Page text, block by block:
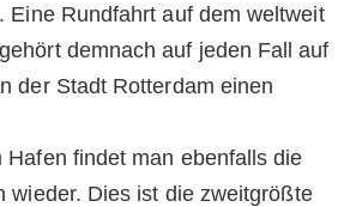
Eine Rundfahrt auf dem weltweit
demnach auf jeden Fall auf
der Stadt Rotterdam einen
Hafen findet man ebenfalls die
wieder. Dies ist die zweitgrößte